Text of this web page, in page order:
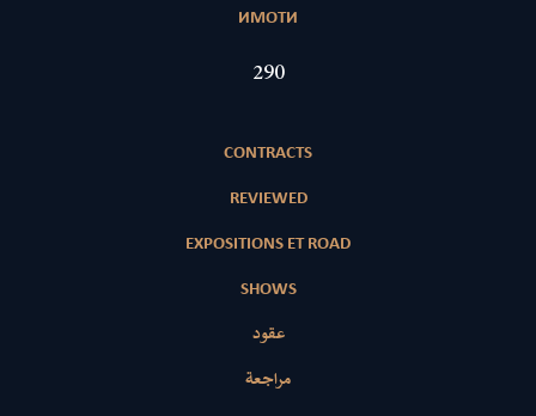
ИМОТИ
419
CONTRACTS
REVIEWED
EXPOSITIONS ET ROAD
SHOWS
عقود
مراجعة